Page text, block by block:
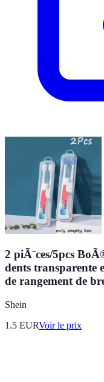
2 piÃ¨ces/5pcs
dents transparente
de rangement de
Shein
1.5 EURVoir le prix